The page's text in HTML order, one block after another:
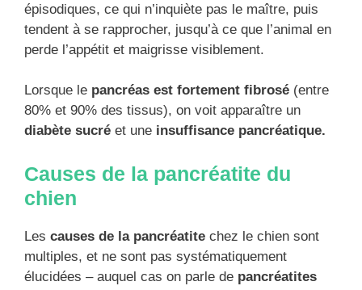
épisodiques, ce qui n’inquiète pas le maître, puis
tendent à se rapprocher, jusqu’à ce que l’animal en
perde l’appétit et maigrisse visiblement.
Lorsque le pancréas est fortement fibrosé (entre
80% et 90% des tissus), on voit apparaître un
diabète sucré et une insuffisance pancréatique.
Causes de la pancréatite du
chien
Les causes de la pancréatite chez le chien sont
multiples, et ne sont pas systématiquement
élucidées – auquel cas on parle de pancréatites